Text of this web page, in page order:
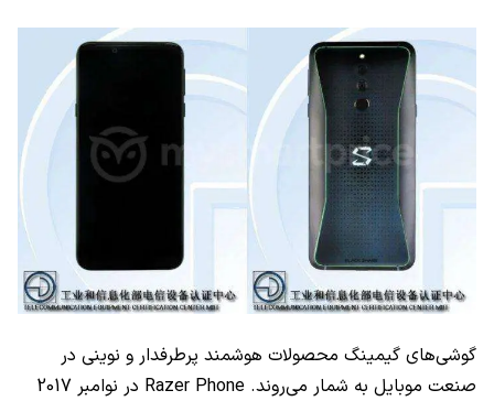
گوشی‌های گیمینگ محصولات هوشمند پرطرفدار و نوینی در
صنعت موبایل به شمار می‌روند. Razer Phone
در نوامبر 2017